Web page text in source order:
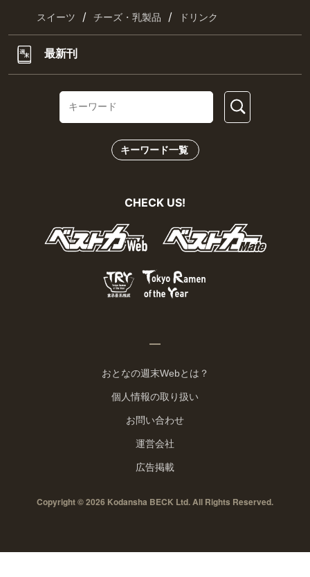
スイーツ / チーズ・乳製品 / ドリンク
最新刊
キーワード一覧
CHECK US!
おとなの週末Webとは？
個人情報の取り扱い
お問い合わせ
運営会社
広告掲載
Copyright © 2026 Kodansha BECK Ltd. All Rights Reserved.